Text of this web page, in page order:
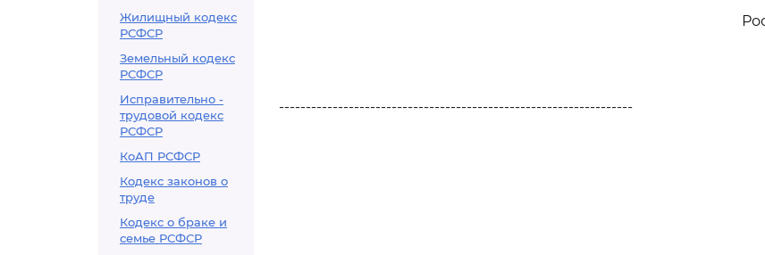
Жилищный кодекс
РСФСР
Земельный кодекс
РСФСР
Исправительно -
трудовой кодекс
РСФСР
КоАП РСФСР
Кодекс законов о
труде
Кодекс о браке и
семье РСФСР
------------------------------------------------------------------